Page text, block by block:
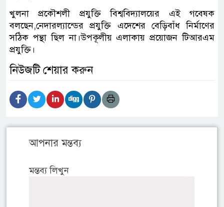
খুলনা প্রকৌশলী প্রযুক্তি বিশ্ববিদ্যালয়ের এই গবেষক
বলছেন,নেদারল্যান্ডের প্রযুক্তি এদেশের বেড়িবাঁধ নির্মাণের
সঠিক পন্থা ছিল না।উপকূলীয় এলাকায় প্রয়োজন টিআরএম
প্রযুক্তি।
নিউজটি শেয়ার করুন
আপনার মন্তব্য
মন্তব্য লিখুন